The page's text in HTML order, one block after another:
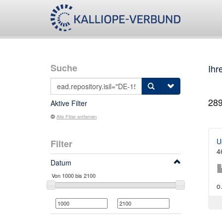
Suche
Aktive Filter
Alle Filter entfernen
Filter
Datum